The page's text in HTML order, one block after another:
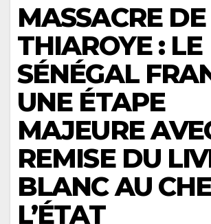
MASSACRE DE
THIAROYE : LE
SÉNÉGAL
UNE ÉTAPE
MAJEURE
REMISE DU
BLANC AU
L’ÉTAT